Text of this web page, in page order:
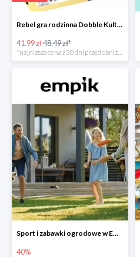
Rebel gra rodzinna Dobble Kultura w super cenie w Empiku Premium
41.99 zł48.49 zł*
Sport i zabawki ogrodowe w Empiku do -40%
40%